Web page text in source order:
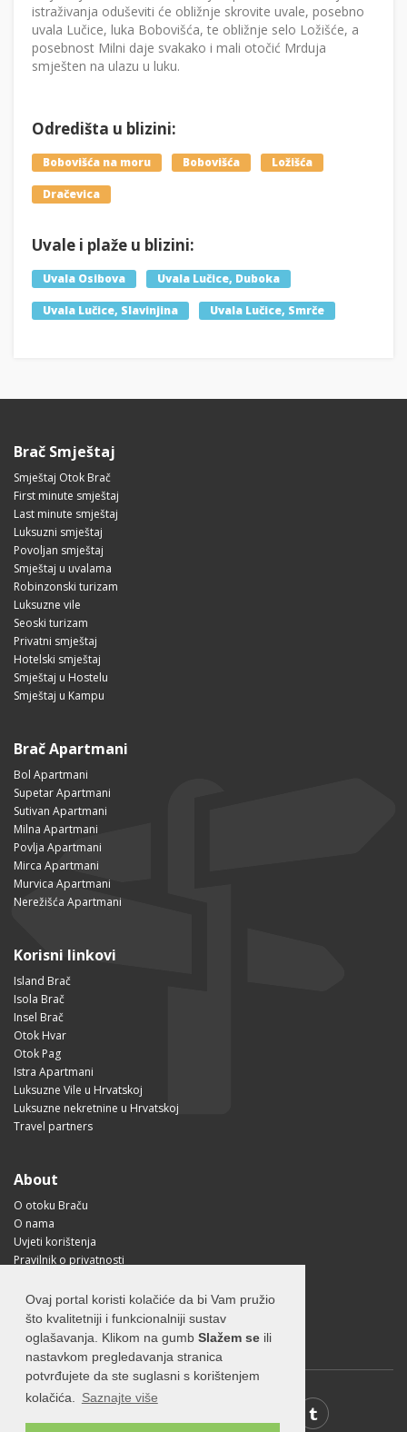
Ovaj portal koristi kolačiće da bi Vam pružio
što kvalitetniji i funkcionalniji sustav
oglašavanja. Klikom na gumb Slažem se ili
nastavkom pregledavanja stranica
potvrđujete da ste suglasni s korištenjem
kolačića.
Saznajte više
istraživanja oduševiti će obližnje skrovite uvale, posebno
uvala Lučice, luka Bobovišća, te obližnje selo Ložišće, a
posebnost Milni daje svakako i mali otočić Mrduja
smješten na ulazu u luku.
Odredišta u blizini:
Bobovišća na moru Bobovišća Ložišća
Dračevica
Uvale i plaže u blizini:
Uvala Osibova Uvala Lučice, Duboka
Uvala Lučice, Slavinjina Uvala Lučice, Smrče
Brač Smještaj
Smještaj Otok Brač
First minute smještaj
Last minute smještaj
Luksuzni smještaj
Povoljan smještaj
Smještaj u uvalama
Robinzonski turizam
Luksuzne vile
Seoski turizam
Privatni smještaj
Hotelski smještaj
Smještaj u Hostelu
Smještaj u Kampu
Brač Apartmani
Bol Apartmani
Supetar Apartmani
Sutivan Apartmani
Milna Apartmani
Povlja Apartmani
Mirca Apartmani
Murvica Apartmani
Nerežišća Apartmani
Korisni linkovi
Island Brač
Isola Brač
Insel Brač
Otok Hvar
Otok Pag
Istra Apartmani
Luksuzne Vile u Hrvatskoj
Luksuzne nekretnine u Hrvatskoj
Travel partners
About
O otoku Braču
O nama
Uvjeti korištenja
Pravilnik o privatnosti
Kako doći na Brač?
Visit Croatia